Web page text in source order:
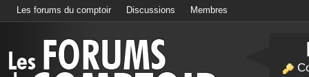
Les forums du comptoir Discussions Membres